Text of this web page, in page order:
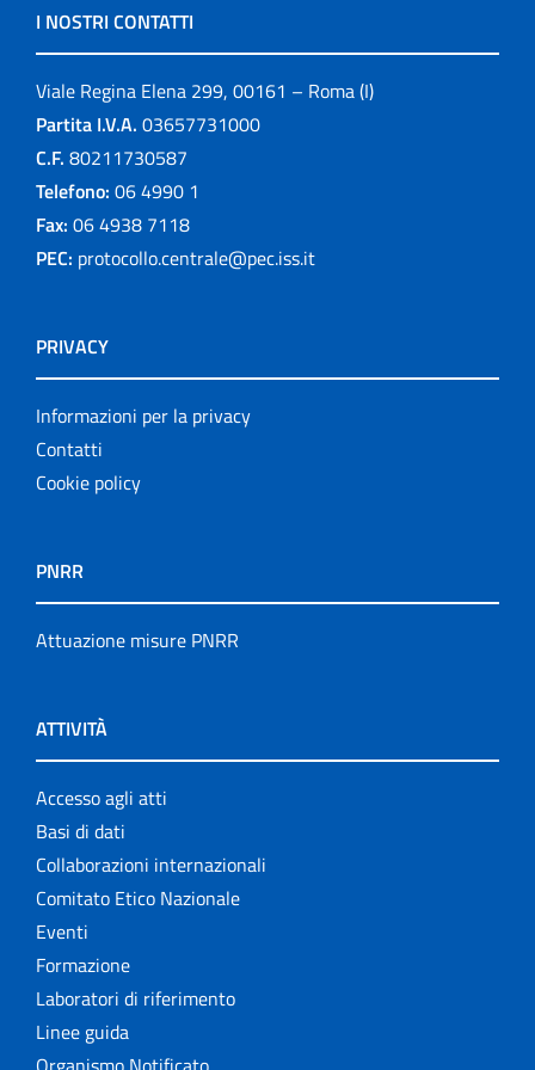
I NOSTRI CONTATTI
Viale Regina Elena 299, 00161 – Roma (I)
Partita I.V.A. 03657731000
C.F. 80211730587
Telefono: 06 4990 1
Fax: 06 4938 7118
PEC: protocollo.centrale@pec.iss.it
PRIVACY
Informazioni per la privacy
Contatti
Cookie policy
PNRR
Attuazione misure PNRR
ATTIVITÀ
Accesso agli atti
Basi di dati
Collaborazioni internazionali
Comitato Etico Nazionale
Eventi
Formazione
Laboratori di riferimento
Linee guida